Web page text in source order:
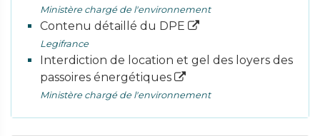
Ministère chargé de l'environnement
Contenu détaillé du DPE
Legifrance
Interdiction de location et gel des loyers des
passoires énergétiques
Ministère chargé de l'environnement